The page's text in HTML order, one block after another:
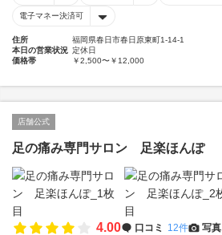
電子マネー決済可
住所
福岡県春日市春日原東町1-14-1
本日の営業状況 定休日
価格帯
￥2,500〜￥12,000
店舗公式
足の痛み専門サロン 足楽ほんぽ
4.00 口コミ 12件 写真